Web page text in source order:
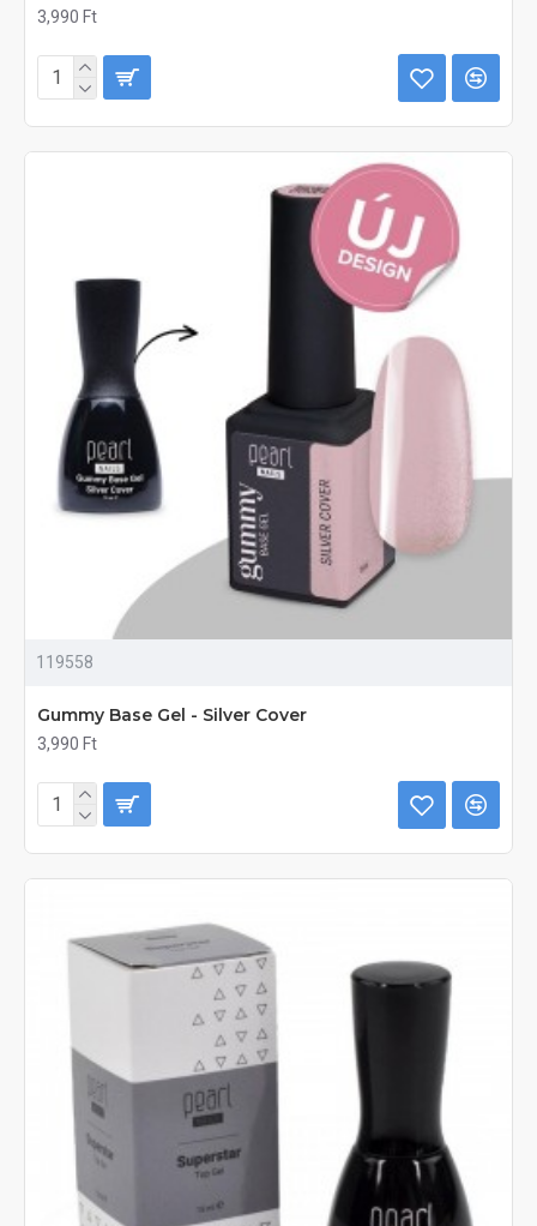
3,990 Ft
119558
Gummy Base Gel - Silver Cover
3,990 Ft